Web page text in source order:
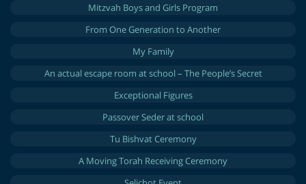
Mitzvah Boys and Girls Program
From One Generation to Another
My Family
An actual escape room at school – The People’s Secret
Exceptional Figures
Passover Seder at school
Tu Bishvat Ceremony
A Moving Torah Receiving Ceremony